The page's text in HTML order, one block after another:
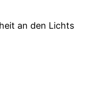
an den Lichts